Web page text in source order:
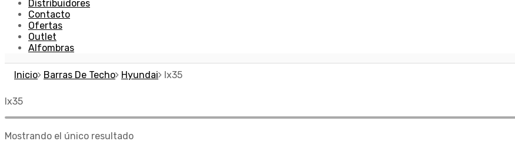
Distribuidores
Contacto
Ofertas
Outlet
Alfombras
Inicio Barras De Techo Hyundai Ix35
Ix35
Mostrando el único resultado